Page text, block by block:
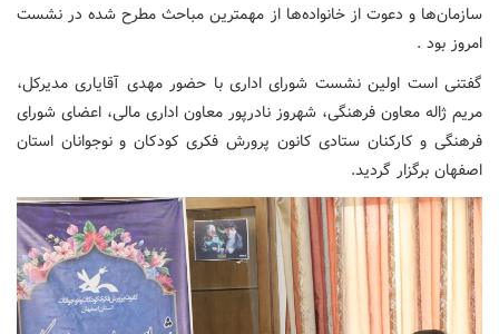
سازمان‌ها و دعوت از خانواده‌ها از مهمترین مباحث مطرح شده در نشست
امروز بود .
گفتنی است اولین نشست شورای اداری با حضور مهدی آقایاری مدیرکل،
مریم ژاله معاون فرهنگی، شهروز نادرپور معاون اداری مالی، اعضای شورای
فرهنگی و کارکنان ستادی کانون پرورش فکری کودکان و نوجوانان استان
اصفهان برگزار گردید.